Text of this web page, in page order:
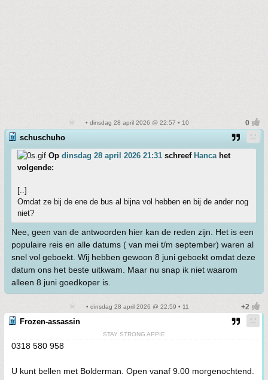
• dinsdag 28 april 2026 @ 22:57 • 10
schuschuho
Op dinsdag 28 april 2026 21:31 schreef Hancahet
volgende:
[..]
Omdat ze bij de ene de bus al bijna vol hebben en bij de ander nog
niet?
Nee, geen van de antwoorden hier kan de reden zijn. Het is een
populaire reis en alle datums ( van mei t/m september) waren al
snel vol geboekt. Wij hebben gewoon 8 juni geboekt omdat deze
datum ons het beste uitkwam. Maar nu snap ik niet waarom
alleen 8 juni goedkoper is.
• dinsdag 28 april 2026 @ 22:59 • 11
Frozen-assassin
STAY STRONG APPIE
0318 580 958
U kunt bellen met Bolderman. Open vanaf 9.00 morgenochtend.